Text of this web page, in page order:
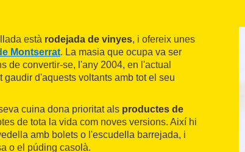
està rodejada de vinyes, i ofereix unes
Montserrat. La masia que ocupa va ser
de convertir-se, l'any 2004, en l'actual
gaudir d'aquests voltants amb tot el seu
cuina dona prioritat als productes de
de tota la vida com noves versions. Així hi
amb bolets o l'escudella barrejada, i
o el púding casolà.